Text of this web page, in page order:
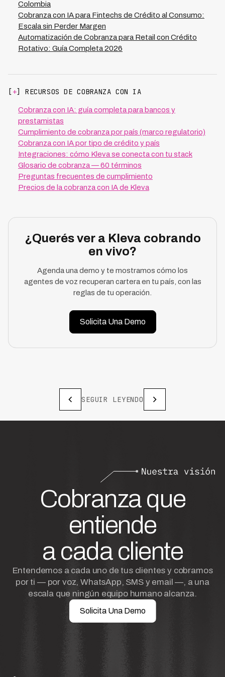
Colombia
Cobranza con IA para Fintechs de Crédito al Consumo:
Escala sin Perder Margen
Automatización de Cobranza para Retail con Crédito
Rotativo: Guía Completa 2026
[+] RECURSOS DE COBRANZA CON IA
Cobranza con IA: guía completa para bancos y
prestamistas
Cumplimiento de cobranza por país (marco regulatorio)
Cobranza con IA por tipo de crédito y país
Integraciones: cómo Kleva se conecta con tu stack
Glosario de cobranza — 60 términos
Preguntas frecuentes de cumplimiento
Precios de la cobranza con IA de Kleva
¿Querés ver a Kleva cobrando
en vivo?
Agenda una demo y te mostramos cómo los
agentes de voz recuperan cartera en tu país, con las
reglas de tu operación.
Solicita Una Demo
SEGUIR LEYENDO
Cobranza que
entiende
a cada cliente
Entendemos a cada uno de tus clientes y cobramos
por ti — por voz, WhatsApp, SMS y email —, a una
escala que ningún equipo humano alcanza.
Solicita Una Demo